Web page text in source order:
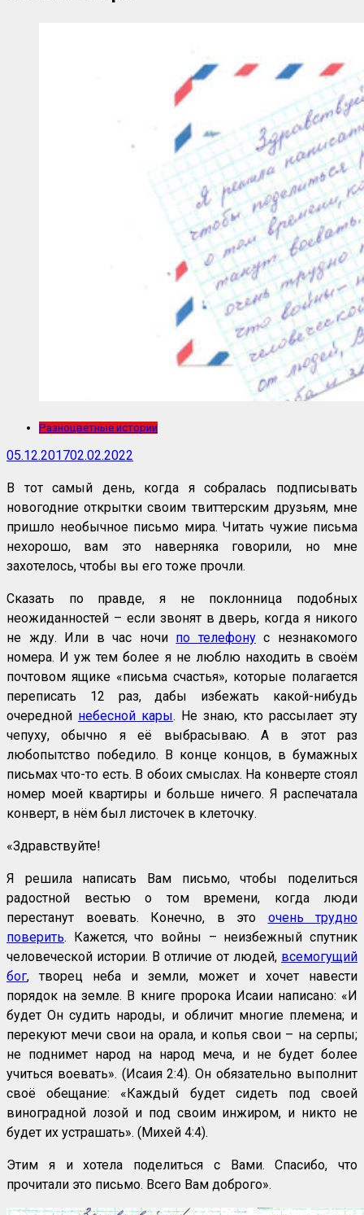
Разноцветные истории
05.12.201702.02.2022
В тот самый день, когда я собралась подписывать
новогодние открытки своим твиттерским друзьям, мне
пришло необычное письмо мира. Читать чужие письма
нехорошо, вам это наверняка говорили, но мне
захотелось, чтобы вы его тоже прочли.
Сказать по правде, я не поклонница подобных
неожиданностей – если звонят в дверь, когда я никого
не жду. Или в час ночи по телефонус незнакомого
номера. И уж тем более я не люблю находить в своём
почтовом ящике «письма счастья», которые полагается
переписать 12 раз, дабы избежать какой-нибудь
очередной небесной кары. Не знаю, кто рассылает эту
чепуху, обычно я её выбрасываю. А в этот раз
любопытство победило. В конце концов, в бумажных
письмах что-то есть. В обоих смыслах. На конверте стоял
номер моей квартиры и больше ничего. Я распечатала
конверт, в нём был листочек в клеточку.
«Здравствуйте!
Я решила написать Вам письмо, чтобы поделиться
радостной вестью о том времени, когда люди
перестанут воевать. Конечно, в это очень трудно
поверить. Кажется, что войны – неизбежный спутник
человеческой истории. В отличие от людей, всемогущий
бог, творец неба и земли, может и хочет навести
порядок на земле. В книге пророка Исаии написано: «И
будет Он судить народы, и обличит многие племена; и
перекуют мечи свои на орала, и копья свои – на серпы;
не поднимет народ на народ меча, и не будет более
учиться воевать». (Исаия 2:4). Он обязательно выполнит
своё обещание: «Каждый будет сидеть под своей
виноградной лозой и под своим инжиром, и никто не
будет их устрашать». (Михей 4:4).
Этим я и хотела поделиться с Вами. Спасибо, что
прочитали это письмо. Всего Вам доброго».